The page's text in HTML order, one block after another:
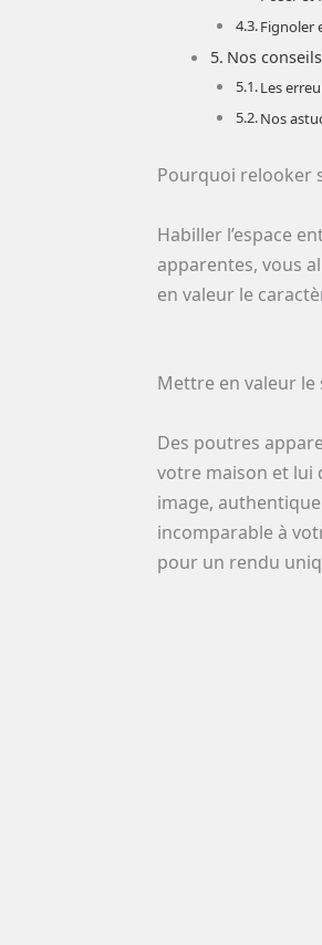
Fignoler
Nos
Les
Nos
Pourquoi relooker
Habiller l’espace
apparentes, vous
en valeur le
Mettre en valeur
Des poutres
votre maison et lui
image,
incomparable à
pour un rendu